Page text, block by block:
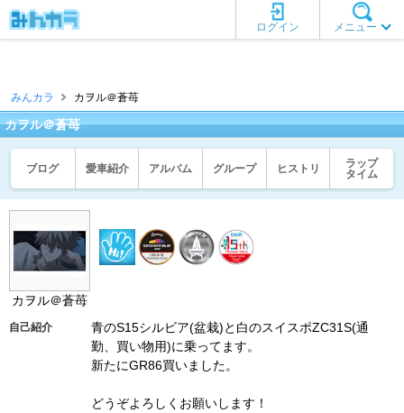
メニュー
ログイン
みんカラ カヲル＠蒼苺
カヲル＠蒼苺
ブログ 愛車紹介 アルバム グループ ヒストリ
ラップ
タイム
カヲル＠蒼苺
自己紹介
青のS15シルビア(盆栽)と白のスイスポZC31S(通
勤、買い物用)に乗ってます。
新たにGR86買いました。
どうぞよろしくお願いします！